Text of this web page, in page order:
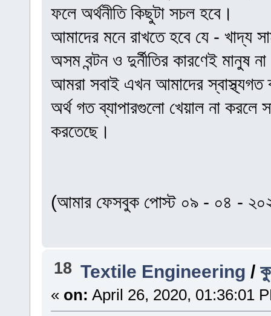
ফলে অর্থনীতি কিছুটা সচল হবে।
আমাদের মনে রাখতে হবে যে - খাদ্য
অসম বন্টন ও দুর্নীতির কারণেই মানুষ
আমরা সবাই এখন আমাদের
অর্থ গত ব্যাপারগুলো খেয়াল না করলে
করতেছে।
(আমার ফেসবুক পোস্ট ০৯ - ০৪ -
18 Textile Engineering /
« on: April 26, 2020, 01:36:01